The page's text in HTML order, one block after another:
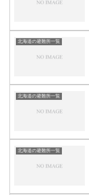
北海道の避難所一覧
北海道の避難所一覧
北海道の避難所一覧